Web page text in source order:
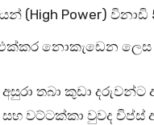
(High Power) විනාඩි
නොකැඩෙන ලෙස
තබා කුඩා දරුවන්ට
වට්ටක්කා වුවද චිප්ස්